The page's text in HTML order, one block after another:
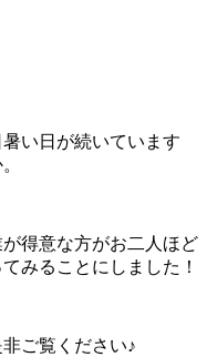
い日が続いています
得意な方がお二人ほど
みることにしました！
ご覧ください♪